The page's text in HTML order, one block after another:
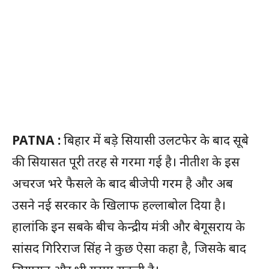
PATNA :बिहार में बड़े सियासी उलटफेर के बाद सूबे
की सियासत पूरी तरह से गरमा गई है। नीतीश के इस
अचरज भरे फैसले के बाद बीजेपी गरम है और अब
उसने नई सरकार के खिलाफ हल्लाबोल दिया है।
हालांकि इन सबके बीच केन्द्रीय मंत्री और बेगूसराय के
सांसद गिरिराज सिंह ने कुछ ऐसा कहा है, जिसके बाद